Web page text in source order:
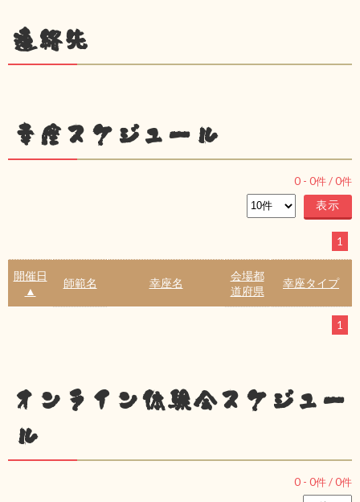
連絡先
幸座スケジュール
0 - 0件 /0件
1
開催日
▲
師範名 幸座名
会場都
道府県
幸座タイプ
1
オンライン体験会スケジュー
ル
0 - 0件 /0件